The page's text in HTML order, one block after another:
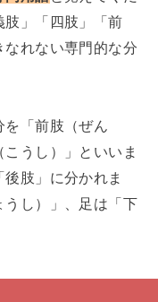
肢」「四肢」「前
れない専門的な分
を「前肢（ぜん
うし）」といいま
肢」に分かれま
うし）」、足は「下